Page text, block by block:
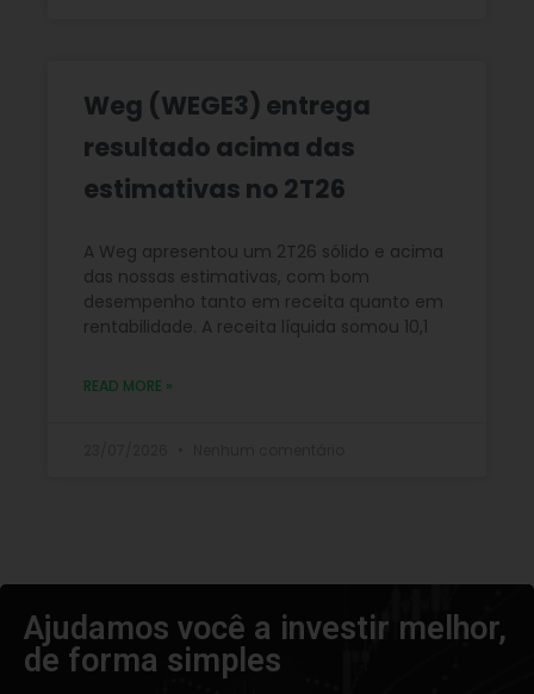
Weg (WEGE3) entrega
resultado acima das
estimativas no 2T26
A Weg apresentou um 2T26 sólido e acima
das nossas estimativas, com bom
desempenho tanto em receita quanto em
rentabilidade. A receita líquida somou 10,1
READ MORE »
Ajudamos você a investir melhor,
de forma simples​